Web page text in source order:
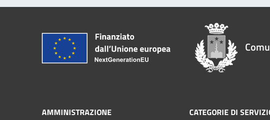
AMMINISTRAZIONE CATEGORIE DI